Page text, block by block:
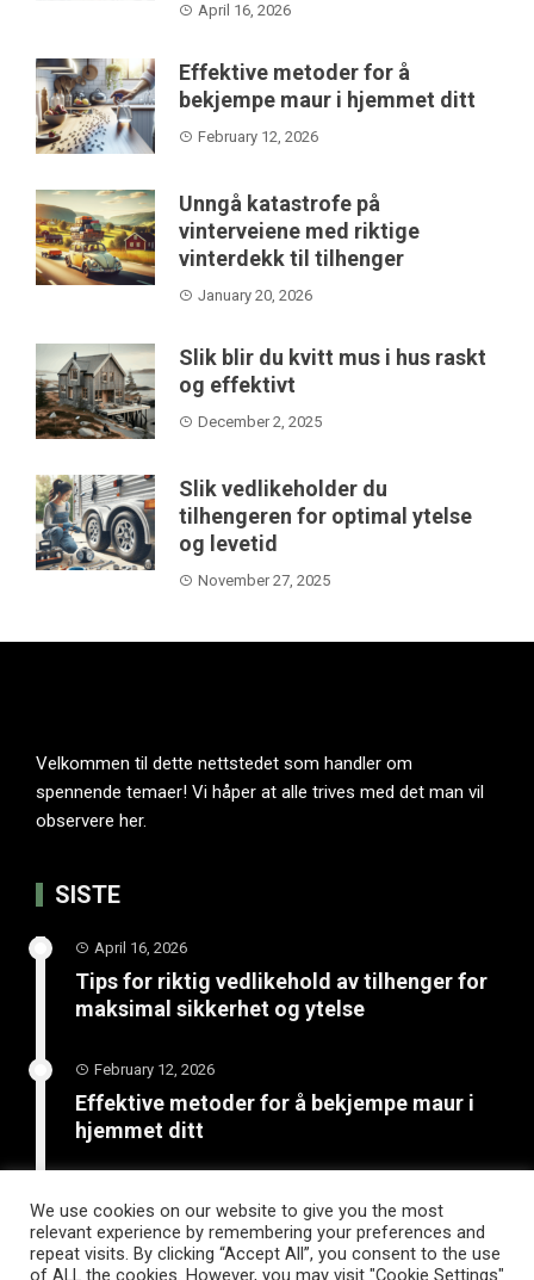
April 16, 2026
Effektive metoder for å
bekjempe maur i hjemmet ditt
February 12, 2026
Unngå katastrofe på
vinterveiene med riktige
vinterdekk til tilhenger
January 20, 2026
Slik blir du kvitt mus i hus raskt
og effektivt
December 2, 2025
Slik vedlikeholder du
tilhengeren for optimal ytelse
og levetid
November 27, 2025
Velkommen til dette nettstedet som handler om
spennende temaer! Vi håper at alle trives med det man vil
observere her.
SISTE
April 16, 2026
Tips for riktig vedlikehold av tilhenger for
maksimal sikkerhet og ytelse
February 12, 2026
Effektive metoder for å bekjempe maur i
hjemmet ditt
Unngå katastrofe på vinterveiene med
riktige vinterdekk til tilhenger
We use cookies on our website to give you the most
relevant experience by remembering your preferences and
repeat visits. By clicking “Accept All”, you consent to the use
of ALL the cookies. However, you may visit "Cookie Settings"